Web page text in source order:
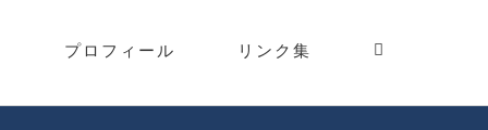
プロフィール リンク集